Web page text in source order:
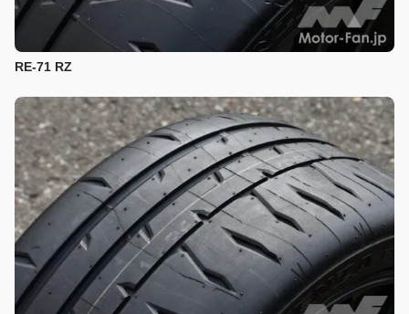
RE-71 RZ